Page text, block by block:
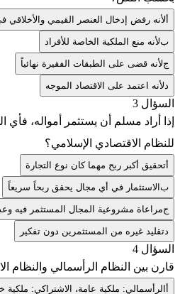
لأنه رفض إدخال العنصر القيمي والأخلاقي
بلأنه منع الملكية الخاصة للأفراد
جلأنه قضى على الطبقات الفقيرة نهائياً
لأنه اعتمد على الاقتصاد الموجه
السؤال 3
إذا أراد مسلم أن يستثمر أمواله، فأي
للنظام الاقتصادي الإسلامي؟
تحقيق أكبر ربح مهما كان نوع التجارة
بالاستثمار في أي مجال يحقق ربحاً سريعاً
جمراعاة مشروعية المجال المستثمر فيه
تقليد غيره من المستثمرين دون تفكير
السؤال 4
قارن بين النظام الرأسمالي والنظام
الرأسمالي: ملكية عامة، الاشتراكي: ملكية